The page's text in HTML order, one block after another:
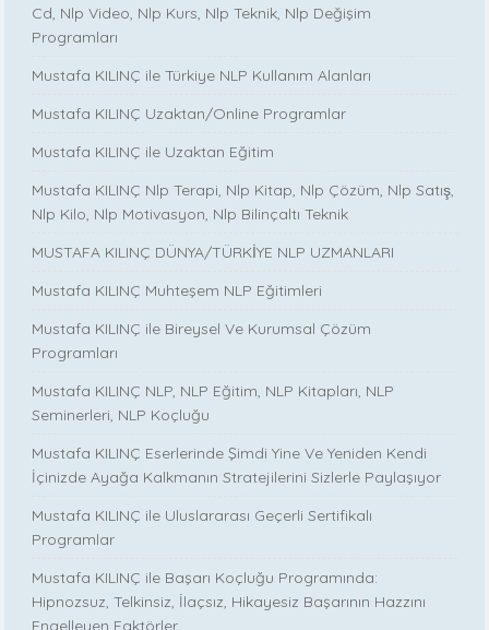
Cd, Nlp Video, Nlp Kurs, Nlp Teknik, Nlp Değişim
Programları
Mustafa KILINÇ ile Türkiye NLP Kullanım Alanları
Mustafa KILINÇ Uzaktan/Online Programlar
Mustafa KILINÇ ile Uzaktan Eğitim
Mustafa KILINÇ Nlp Terapi, Nlp Kitap, Nlp Çözüm, Nlp Satış,
Nlp Kilo, Nlp Motivasyon, Nlp Bilinçaltı Teknik
MUSTAFA KILINÇ DÜNYA/TÜRKİYE NLP UZMANLARI
Mustafa KILINÇ Muhteşem NLP Eğitimleri
Mustafa KILINÇ ile Bireysel Ve Kurumsal Çözüm
Programları
Mustafa KILINÇ NLP, NLP Eğitim, NLP Kitapları, NLP
Seminerleri, NLP Koçluğu
Mustafa KILINÇ Eserlerinde Şimdi Yine Ve Yeniden Kendi
İçinizde Ayağa Kalkmanın Stratejilerini Sizlerle Paylaşıyor
Mustafa KILINÇ ile Uluslararası Geçerli Sertifikalı
Programlar
Mustafa KILINÇ ile Başarı Koçluğu Programında:
Hipnozsuz, Telkinsiz, İlaçsız, Hikayesiz Başarının Hazzını
Engelleyen Faktörler